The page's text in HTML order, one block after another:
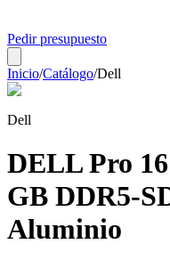
Pedir presupuesto
Inicio/Catálogo/Dell
Dell
DELL Pro
GB DDR5-
Aluminio